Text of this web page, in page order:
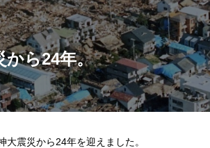
から24年。
大震災から24年を迎えました。